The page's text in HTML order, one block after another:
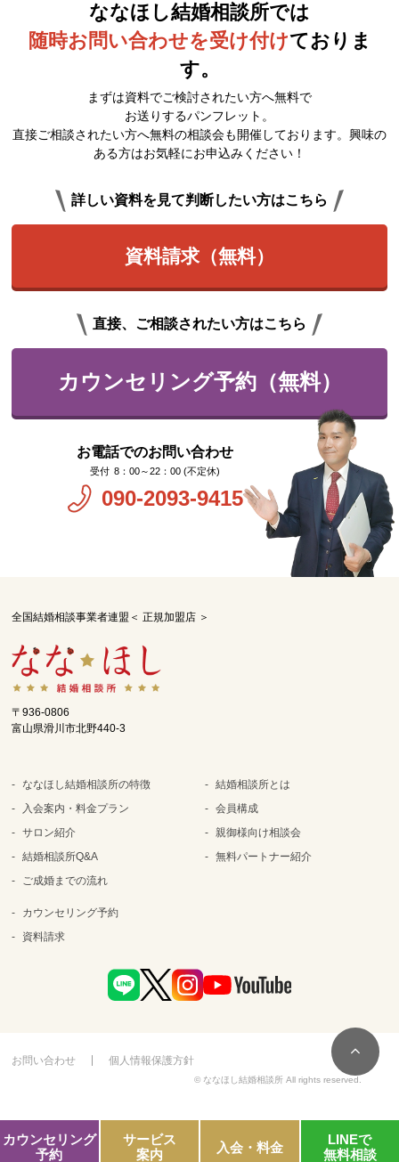
カウンセリング
予約
サービス
案内
入会・料金
LINEで
無料相談
ななほし結婚相談所では
随時お問い合わせを受け付けておりま
す。
まずは資料でご検討されたい方へ無料で
お送りするパンフレット。
直接ご相談されたい方へ無料の相談会も開催しております。興味の
ある方はお気軽にお申込みください！
詳しい資料を見て判断したい方はこちら
資料請求（無料）
直接、ご相談されたい方はこちら
カウンセリング予約（無料）
お電話でのお問い合わせ
8：00～22：00 (不定休)
090-2093-9415
全国結婚相談事業者連盟＜ 正規加盟店 ＞
〒936-0806
富山県滑川市北野440-3
ななほし結婚相談所の特徴
入会案内・料金プラン
サロン紹介
結婚相談所Q&A
ご成婚までの流れ
結婚相談所とは
会員構成
親御様向け相談会
無料パートナー紹介
カウンセリング予約
資料請求
お問い合わせ 個人情報保護方針
© ななほし結婚相談所 All rights reserved.